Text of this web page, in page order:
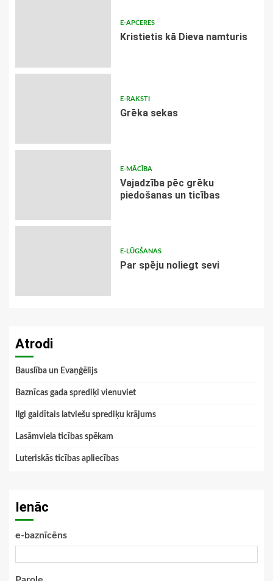
E-APCERES
Kristietis kā Dieva namturis
E-RAKSTI
Grēka sekas
E-MĀCĪBA
Vajadzība pēc grēku
piedošanas un ticības
E-LŪGŠANAS
Par spēju noliegt sevi
Atrodi
Bauslība un Evaņģēlijs
Baznīcas gada sprediķi vienuviet
Ilgi gaidītais latviešu sprediķu krājums
Lasāmviela ticības spēkam
Luteriskās ticības apliecības
Ienāc
e-baznīcēns